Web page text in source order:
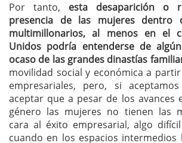
Por tanto, esta desaparición o
presencia de las mujeres dentro
multimillonarios, al menos en el
Unidos podría entenderse de
ocaso de las grandes dinastías
movilidad social y económica a
empresariales, pero, si
aceptar que a pesar de los avances
género las mujeres no tienen las
cara al éxito empresarial, algo
cuando en los espacios intermedios